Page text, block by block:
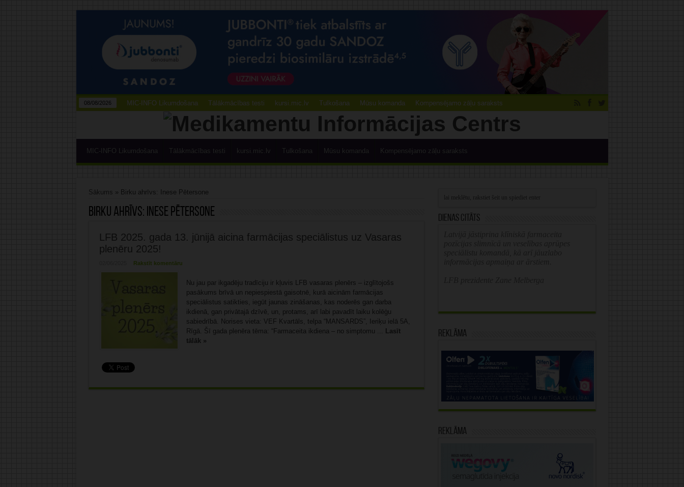
08/08/2026 MIC-INFO Likumdošana Tālākmācības testi kursi.mic.lv Tulkošana Mūsu komanda Kompensējamo zāļu saraksts
MIC-INFO Likumdošana Tālākmācības testi kursi.mic.lv Tulkošana Mūsu komanda Kompensējamo zāļu saraksts
Sākums » Birku ahrīvs: Inese Pētersone
Birku ahrīvs: Inese Pētersone
LFB 2025. gada 13. jūnijā aicina farmācijas speciālistus uz Vasaras
plenēru 2025!
Rakstīt komentāru
Nu jau par ikgadēju tradīciju ir kļuvis LFB vasaras plenērs – izglītojošs
pasākums brīvā un nepiespiestā gaisotnē, kurā aicinām farmācijas
speciālistus satikties, iegūt jaunas zināšanas, kas noderēs gan darba
ikdienā, gan privātajā dzīvē, un, protams, arī labi pavadīt laiku kolēģu
sabiedrībā. Norises vieta: VEF Kvartāls, telpa “MANSARDS”, Ieriķu ielā 5A,
Rīgā. Šī gada plenēra tēma: “Farmaceita ikdiena – no simptomu ... Lasīt
tālāk »
Dienas citāts
Reklāma
Reklāma